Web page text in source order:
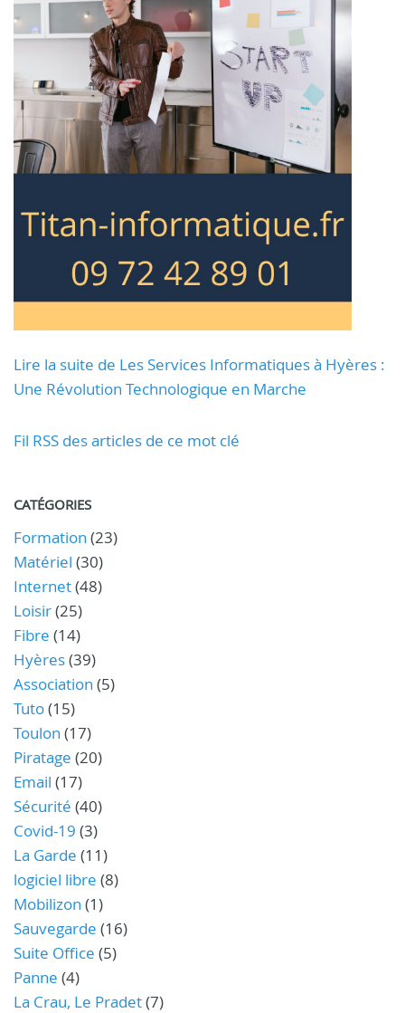
Lire la suite de Les Services Informatiques à Hyères :
Une Révolution Technologique en Marche
Fil RSS des articles de ce mot clé
CATÉGORIES
Formation (23)
Matériel (30)
Internet(48)
Loisir(25)
Fibre (14)
Hyères(39)
Association (5)
Tuto(15)
Toulon (17)
Piratage (20)
Email (17)
Sécurité (40)
Covid-19 (3)
La Garde (11)
logiciel libre (8)
Mobilizon (1)
Sauvegarde (16)
Suite Office (5)
Panne (4)
La Crau, Le Pradet(7)